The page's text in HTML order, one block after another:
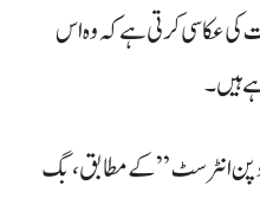
عکاسی کرتی ہے کہ وہ اس
ہیں۔
انٹرسٹ” کے مطابق، بگ